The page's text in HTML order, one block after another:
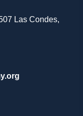
Las Condes,